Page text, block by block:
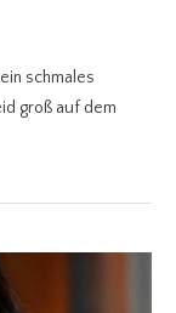
schmales
groß auf dem